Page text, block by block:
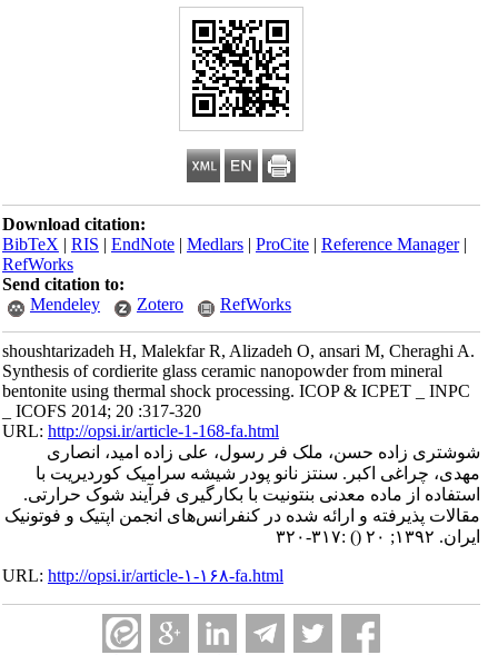
Download citation:
BibTeX|RIS|EndNote|Medlars|ProCite|Reference Manager
RefWorks
Send citation to:
Mendeley
Zotero RefWorks
shoushtarizadeh H, Malekfar R, Alizadeh O, ansari M, Cheraghi A.
Synthesis of cordierite glass ceramic nanopowder from mineral
bentonite using thermal shock processing. ICOP & ICPET _ INPC
_ ICOFS 2014; 20 :317-320
URL:http://opsi.ir/article-1-168-fa.html
شوشتری زاده حسن، ملک فر رسول، علی زاده امید، انصاری
مهدی، چراغی اکبر. سنتز نانو پودر شیشه سرامیک کوردیریت با
استفاده از ماده معدنی بنتونیت با بکارگیری فرآیند شوک حرارتی.
مقالات پذیرفته و ارائه شده در کنفرانس‌های انجمن اپتیک و فوتونیک
ایران. ۱۳۹۲; ۲۰
() :۳۱۷-۳۲۰
URL:http://opsi.ir/article-۱-۱۶۸-fa.html